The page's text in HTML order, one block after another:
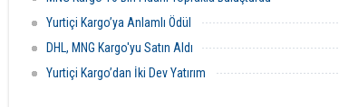
Yurtiçi Kargo’ya Anlamlı Ödül
DHL, MNG Kargo'yu Satın Aldı
Yurtiçi Kargo’dan İki Dev Yatırım